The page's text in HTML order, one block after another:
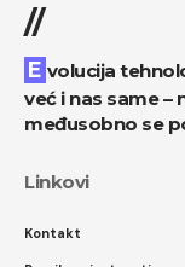
//
Evolucija tehnologije ne mijenja samo svijet oko nas,
već i nas same –
međusobno se
Linkovi
Kontakt